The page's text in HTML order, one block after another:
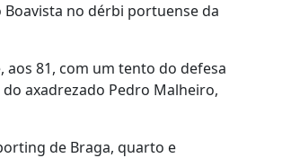
no dérbi portuense da
81, com um tento do defesa
axadrezado Pedro Malheiro,
de Braga, quarto e